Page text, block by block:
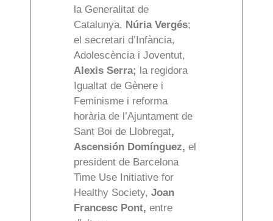
la Generalitat de
Catalunya, Núria Vergés;
el secretari d’Infància,
Adolescència i Joventut,
Alexis Serra; la regidora
Igualtat de Gènere i
Feminisme i reforma
horària de l’Ajuntament de
Sant Boi de Llobregat,
Ascensión Domínguez, el
president de Barcelona
Time Use Initiative for
Healthy Society, Joan
Francesc Pont, entre